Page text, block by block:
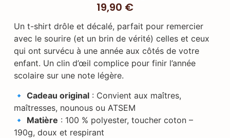
19,90 €
Un t-shirt drôle et décalé, parfait pour remercier
avec le sourire (et un brin de vérité) celles et ceux
qui ont survécu à une année aux côtés de votre
enfant. Un clin d’œil complice pour finir l’année
scolaire sur une note légère.
🔹 Cadeau original: Convient aux maîtres,
maîtresses, nounous ou ATSEM
🔹 Matière : 100 % polyester, toucher coton –
190g, doux et respirant